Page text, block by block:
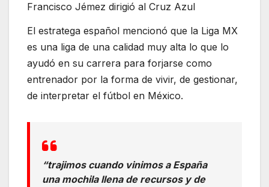
Francisco Jémez dirigió al Cruz Azul
El estratega español mencionó que la Liga MX
es una liga de una calidad muy alta lo que lo
ayudó en su carrera para forjarse como
entrenador por la forma de vivir, de gestionar,
de interpretar el fútbol en México.
“trajimos cuando vinimos a España
una mochila llena de recursos y de